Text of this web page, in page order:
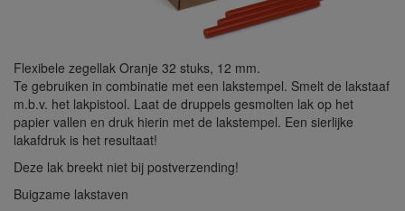
Flexibele zegellak Oranje 32 stuks, 12 mm.
Te gebruiken in combinatie met een lakstempel. Smelt de lakstaaf
m.b.v. het lakpistool. Laat de druppels gesmolten lak op het
papier vallen en druk hierin met de lakstempel. Een sierlijke
lakafdruk is het resultaat!
Deze lak breekt niet bij postverzending!
Buigzame lakstaven